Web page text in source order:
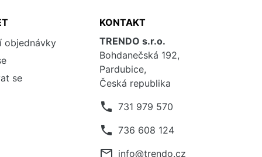
objednávky
se
KONTAKT
TRENDO s.r.o.
Bohdanečská 192,
Pardubice,
Česká republika
phone 731 979 570
phone 736 608 124
mail_outline info@trendo.cz